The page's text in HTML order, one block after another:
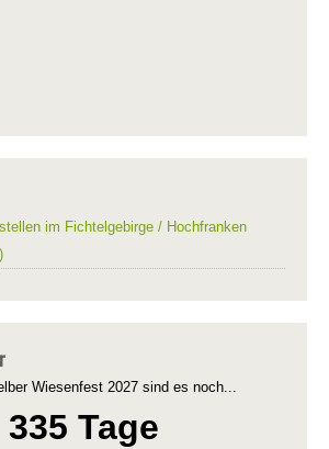
im Fichtelgebirge / Hochfranken
Wiesenfest 2027 sind es noch...
335 Tage